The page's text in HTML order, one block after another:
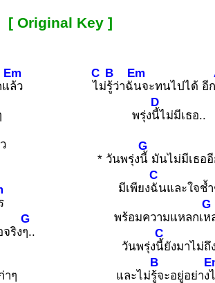
[ Original Key ]
Em
ล้ว
ริง
G
ๆ..
าๆ
C
ไม่
B
รู้ว่าฉั
Em
นจะทนไปได้ อี
พรุ่ง
D
นี้ไม่มีเธอ..
* วันพรุ่ง
G
นี้ มันไม่มีเธอ
มีเพียง
C
ฉันและใจช้
พร้อมความแหลกเ
G
ห
วันพรุ่ง
C
นี้ยังมาไม่ถึ
และไม่
B
รู้จะอยู่อย่าง